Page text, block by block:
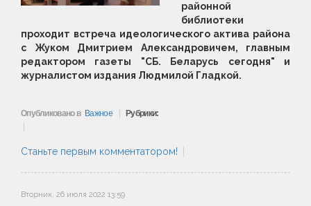
районной
библиотеки
проходит встреча идеологического актива района
с Жуком Дмитрием Александровичем, главным
редактором газеты "СБ. Беларусь сегодня" и
журналистом издания Людмилой Гладкой.
Опубликовано в Важное Рубрики:
Станьте первым комментатором!
Вторник, 26 июля 2022 13:59